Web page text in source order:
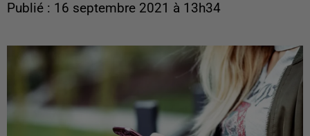
Publié : 16 septembre 2021 à 13h34